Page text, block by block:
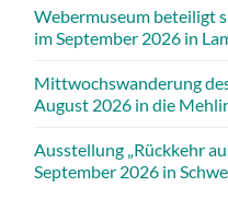
Webermuseum beteiligt
im September 2026 in
Mittwochswanderung
August 2026 in die
Ausstellung „Rückkehr
September 2026 in